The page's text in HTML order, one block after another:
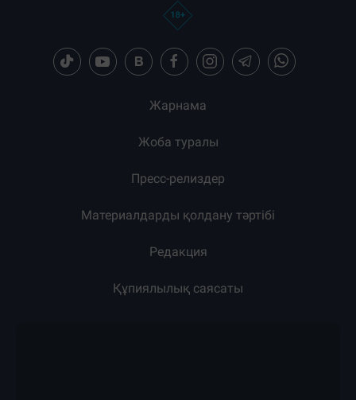
Жарнама
Жоба туралы
Пресс-релиздер
Материалдарды қолдану тәртібі
Редакция
Құпиялылық саясаты